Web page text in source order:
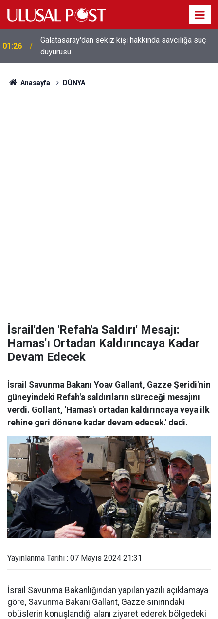
01:26
Galatasaray'dan sekiz kişi hakkında savcılığa suç
duyurusu
Anasayfa DÜNYA
İsrail'den 'Refah'a Saldırı' Mesajı:
Hamas'ı Ortadan Kaldırıncaya Kadar
Devam Edecek
İsrail Savunma Bakanı Yoav Gallant, Gazze Şeridi'nin
güneyindeki Refah'a saldırıların süreceği mesajını
verdi. Gollant, 'Hamas'ı ortadan kaldırıncaya veya ilk
rehine geri dönene kadar devam edecek.' dedi.
Yayınlanma Tarihi : 07 Mayıs 2024 21:31
İsrail Savunma Bakanlığından yapılan yazılı açıklamaya
göre, Savunma Bakanı Gallant, Gazze sınırındaki
obüslerin konuşlandığı alanı ziyaret ederek bölgedeki